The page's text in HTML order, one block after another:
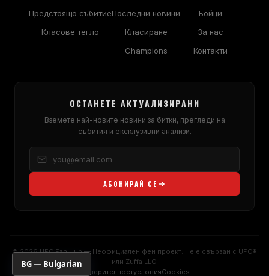
Предстоящо събитие
Класове тегло
Последни новини
Класиране
Champions
Бойци
За нас
Контакти
ОСТАНЕТЕ АКТУАЛИЗИРАНИ
Вземете най-новите новини за битки, прегледи на
събития и ексклузивни анализи.
АБОНИРАЙ СЕ
© 2026 UFC Fan Hub — Неофициален фен проект. Не е свързан с UFC®
или Zuffa LLC.
ПоверителностусловияCookies
BG — Bulgarian